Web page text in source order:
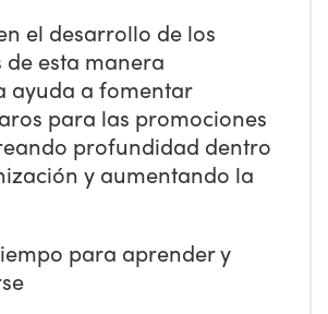
el desarrollo de los
esta manera
ayuda a fomentar
para las promociones
profundidad dentro
y aumentando la
para aprender y